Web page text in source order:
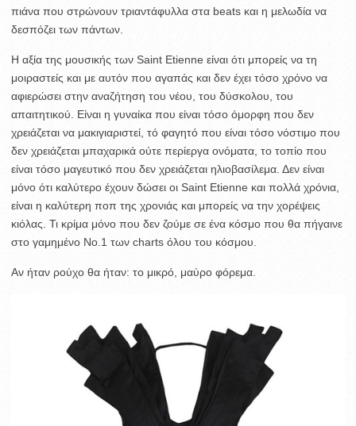
πιάνα που στρώνουν τριαντάφυλλα στα beats και η μελωδία να
δεσπόζει των πάντων.
Η αξία της μουσικής των Saint Etienne είναι ότι μπορείς να τη
μοιραστείς και με αυτόν που αγαπάς και δεν έχει τόσο χρόνο να
αφιερώσει στην αναζήτηση του νέου, του δύσκολου, του
απαιτητικού. Είναι η γυναίκα που είναι τόσο όμορφη που δεν
χρειάζεται να μακιγιαριστεί, τό φαγητό που είναι τόσο νόστιμο που
δεν χρειάζεται μπαχαρικά ούτε περίεργα ονόματα, το τοπίο που
είναι τόσο μαγευτικό που δεν χρειάζεται ηλιοβασίλεμα. Δεν είναι
μόνο ότι καλύτερο έχουν δώσει οι Saint Etienne και πολλά χρόνια,
είναι η καλύτερη ποπ της χρονιάς και μπορείς να την χορέψεις
κιόλας. Τι κρίμα μόνο που δεν ζούμε σε ένα κόσμο που θα πήγαινε
στο γαμημένο Νο.1 των charts όλου του κόσμου.
Αν ήταν ρούχο θα ήταν: το μικρό, μαύρο φόρεμα.